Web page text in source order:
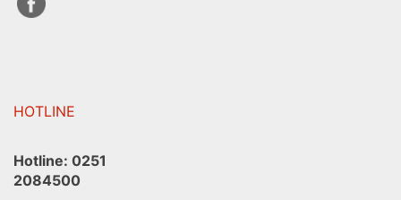
HOTLINE
Hotline: 0251
2084500